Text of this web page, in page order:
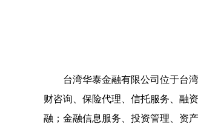
台湾华泰金融有限公司位于台
财咨询、保险代理、信托服务、融
融；金融信息服务、投资管理、资